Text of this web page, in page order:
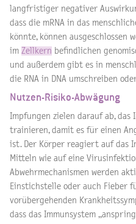
langfristiger negativer
dass die mRNA in das
könnte, können ausgeschlossen
im Zellkern befindlichen
und außerdem gibt es in
die RNA in DNA umschreiben
Nutzen-Risiko-Abwägung
Impfungen zielen darauf ab, das
trainieren, damit es für einen
ist. Der Körper reagiert auf das
Mitteln wie auf eine
Abwehrmechanismen werden
Einstichstelle oder auch Fieber
vorübergehenden
dass das Immunsystem